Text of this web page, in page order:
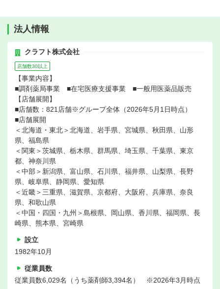
法人情報
クラフト株式会社
店舗数30以上
【事業内容】
■調剤薬局事業 ■在宅医療支援事業 ■一般用医薬品販売
【店舗展開】
■店舗数：821店舗※グループ全体（2026年5月1日時点）
■店舗展開
＜北海道・東北＞北海道、岩手県、宮城県、秋田県、山形
県、福島県
＜関東＞茨城県、栃木県、群馬県、埼玉県、千葉県、東京
都、神奈川県
＜中部＞新潟県、富山県、石川県、福井県、山梨県、長野
県、岐阜県、静岡県、愛知県
＜近畿＞三重県、滋賀県、京都府、大阪府、兵庫県、奈良
県、和歌山県
＜中国・四国・九州＞島根県、岡山県、香川県、福岡県、長
崎県、熊本県、宮崎県
設立
1982年10月
従業員数
従業員数6,029名（うち薬剤師3,394名） ※2026年3月時点